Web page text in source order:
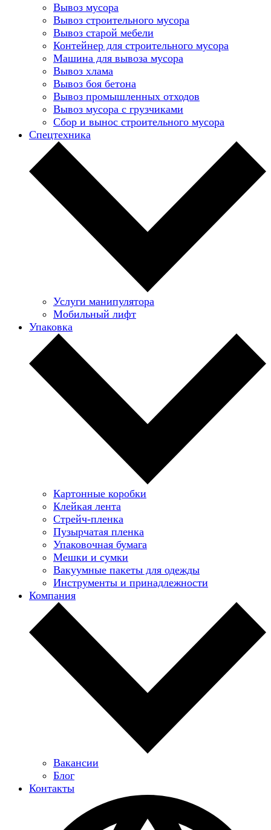
Вывоз мусора
Вывоз строительного мусора
Вывоз старой мебели
Контейнер для строительного мусора
Машина для вывоза мусора
Вывоз хлама
Вывоз боя бетона
Вывоз промышленных отходов
Вывоз мусора с грузчиками
Сбор и вынос строительного мусора
Спецтехника
Услуги манипулятора
Мобильный лифт
Упаковка
Картонные коробки
Клейкая лента
Стрейч-пленка
Пузырчатая пленка
Упаковочная бумага
Мешки и сумки
Вакуумные пакеты для одежды
Инструменты и принадлежности
Компания
Вакансии
Блог
Контакты